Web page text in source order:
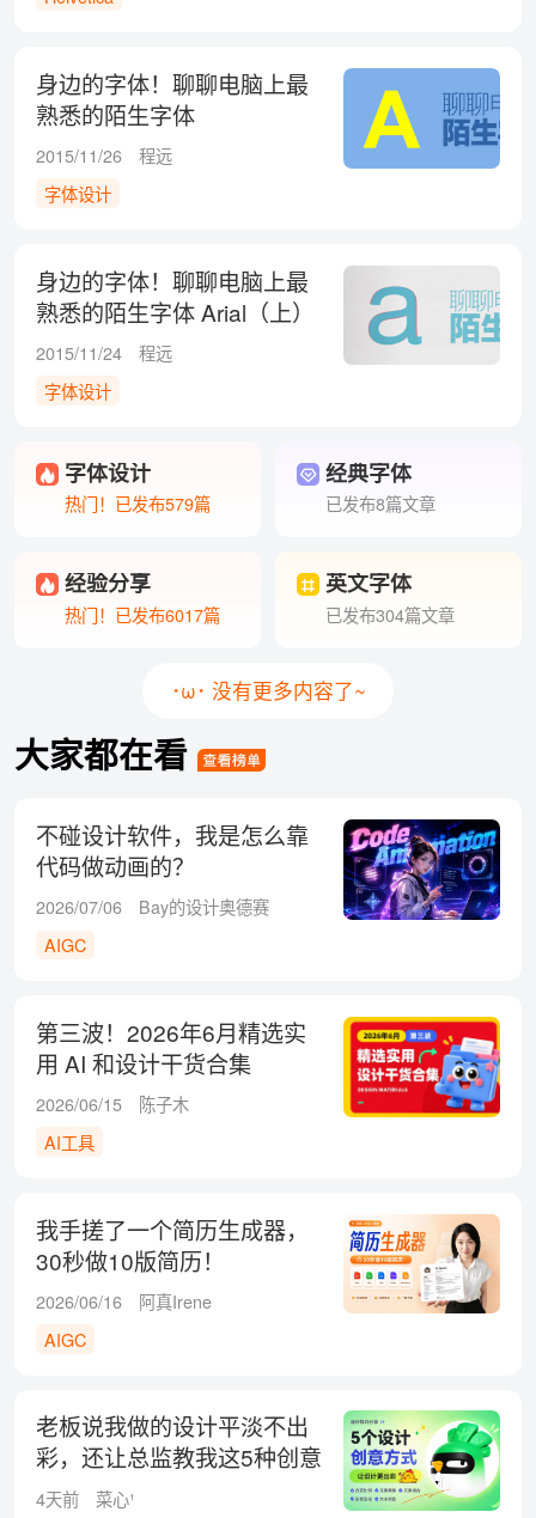
身边的字体！聊聊电脑上最
熟悉的陌生字体
ARIAL（下）
2015/11/26
程远
字体设计
身边的字体！聊聊电脑上最
熟悉的陌生字体 Arial（上）
2015/11/24
程远
字体设计
字体设计
热门！已发布579篇
经典字体
已发布8篇文章
经验分享
热门！已发布6017篇
英文字体
已发布304篇文章
･ω･ 没有更多内容了~
大家都在看
不碰设计软件，我是怎么靠
代码做动画的？
2026/07/06
Bay的设计奥德赛
AIGC
第三波！2026年6月精选实
用 AI 和设计干货合集
2026/06/15
陈子木
AI工具
我手搓了一个简历生成器，
30秒做10版简历！
2026/06/16
阿真Irene
AIGC
老板说我做的设计平淡不出
彩，还让总监教我这5种创意
方式！
4天前
菜心¹